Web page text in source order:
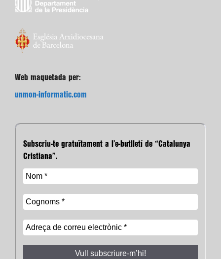
Web maquetada per:
unmon-informatic.com
Subscriu-te gratuïtament a l’e-butlletí de “Catalunya
Cristiana”.